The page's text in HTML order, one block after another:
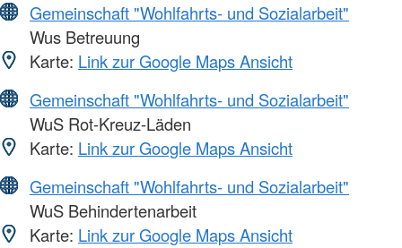
Gemeinschaft "Wohlfahrts- und Sozialarbeit"
Wus Betreuung
Karte: Link zur Google Maps Ansicht
Gemeinschaft "Wohlfahrts- und Sozialarbeit"
WuS Rot-Kreuz-Läden
Karte: Link zur Google Maps Ansicht
Gemeinschaft "Wohlfahrts- und Sozialarbeit"
WuS Behindertenarbeit
Karte: Link zur Google Maps Ansicht